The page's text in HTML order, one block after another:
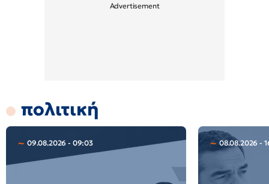
πολιτική
09.08.2026 - 09:03 08.08.2026 -